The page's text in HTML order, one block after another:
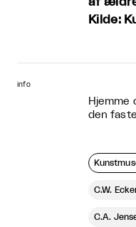
Kilde:
info
Hjemme
den
C.W.
C.A.